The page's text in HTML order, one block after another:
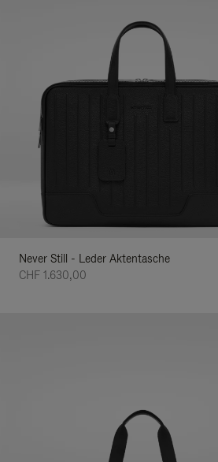
Never Still - Leder Aktentasche
CHF 1.630,00